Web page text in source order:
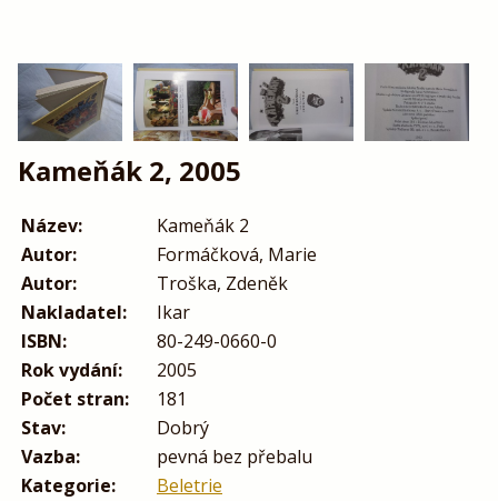
Kameňák 2, 2005
Název:
Kameňák 2
Autor:
Formáčková, Marie
Autor:
Troška, Zdeněk
Nakladatel:
Ikar
ISBN:
80-249-0660-0
Rok vydání:
2005
Počet stran:
181
Stav:
Dobrý
Vazba:
pevná bez přebalu
Kategorie:
Beletrie